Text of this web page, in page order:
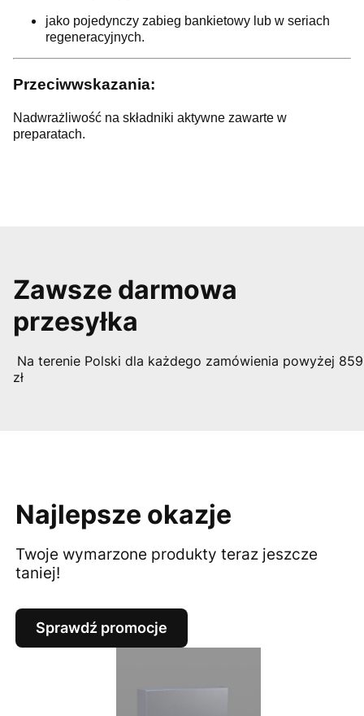
jako pojedynczy zabieg bankietowy lub w seriach
regeneracyjnych.
Przeciwwskazania:
Nadwrażliwość na składniki aktywne zawarte w
preparatach.
Zawsze darmowa
przesyłka
Na terenie Polski dla każdego zamówienia powyżej 859
zł
Najlepsze okazje
Twoje wymarzone produkty teraz jeszcze
taniej!
Sprawdź promocje